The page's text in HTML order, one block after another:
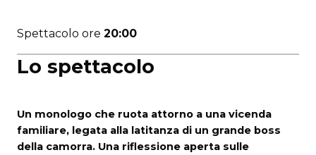
Lo spettacolo
Un monologo che ruota attorno a una vicenda
familiare, legata alla latitanza di un grande boss
della camorra. Una riflessione aperta sulle
Spettacolo ore 20:00